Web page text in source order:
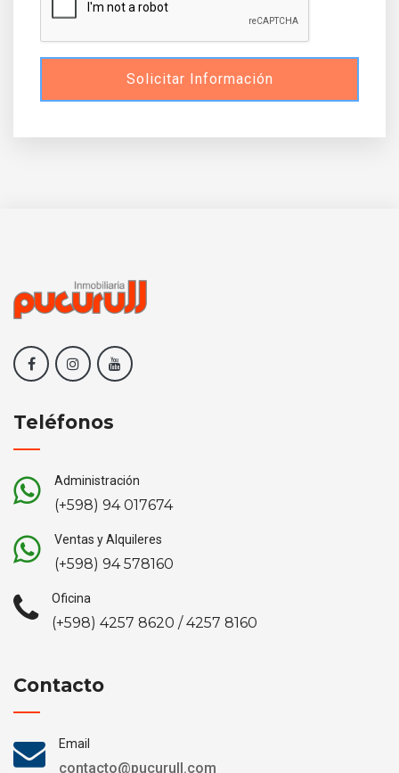
Solicitar Información
Teléfonos
Administración
(+598) 94 017674
Ventas y Alquileres
(+598) 94 578160
Oficina
(+598) 4257 8620 / 4257 8160
Contacto
Email
contacto@pucurull.com